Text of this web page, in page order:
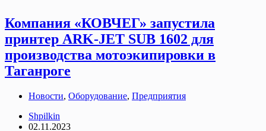
Компания «КОВЧЕГ» запустила
принтер ARK-JET SUB 1602 для
производства мотоэкипировки в
Таганроге
Новости, Оборудование, Предприятия
Shpilkin
02.11.2023